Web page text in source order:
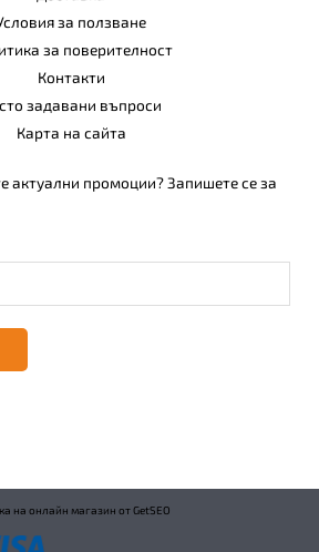
за ползване
за поверителност
Контакти
задавани въпроси
Карта на сайта
актуални промоции? Запишете се за
на онлайн магазин от GetSEO